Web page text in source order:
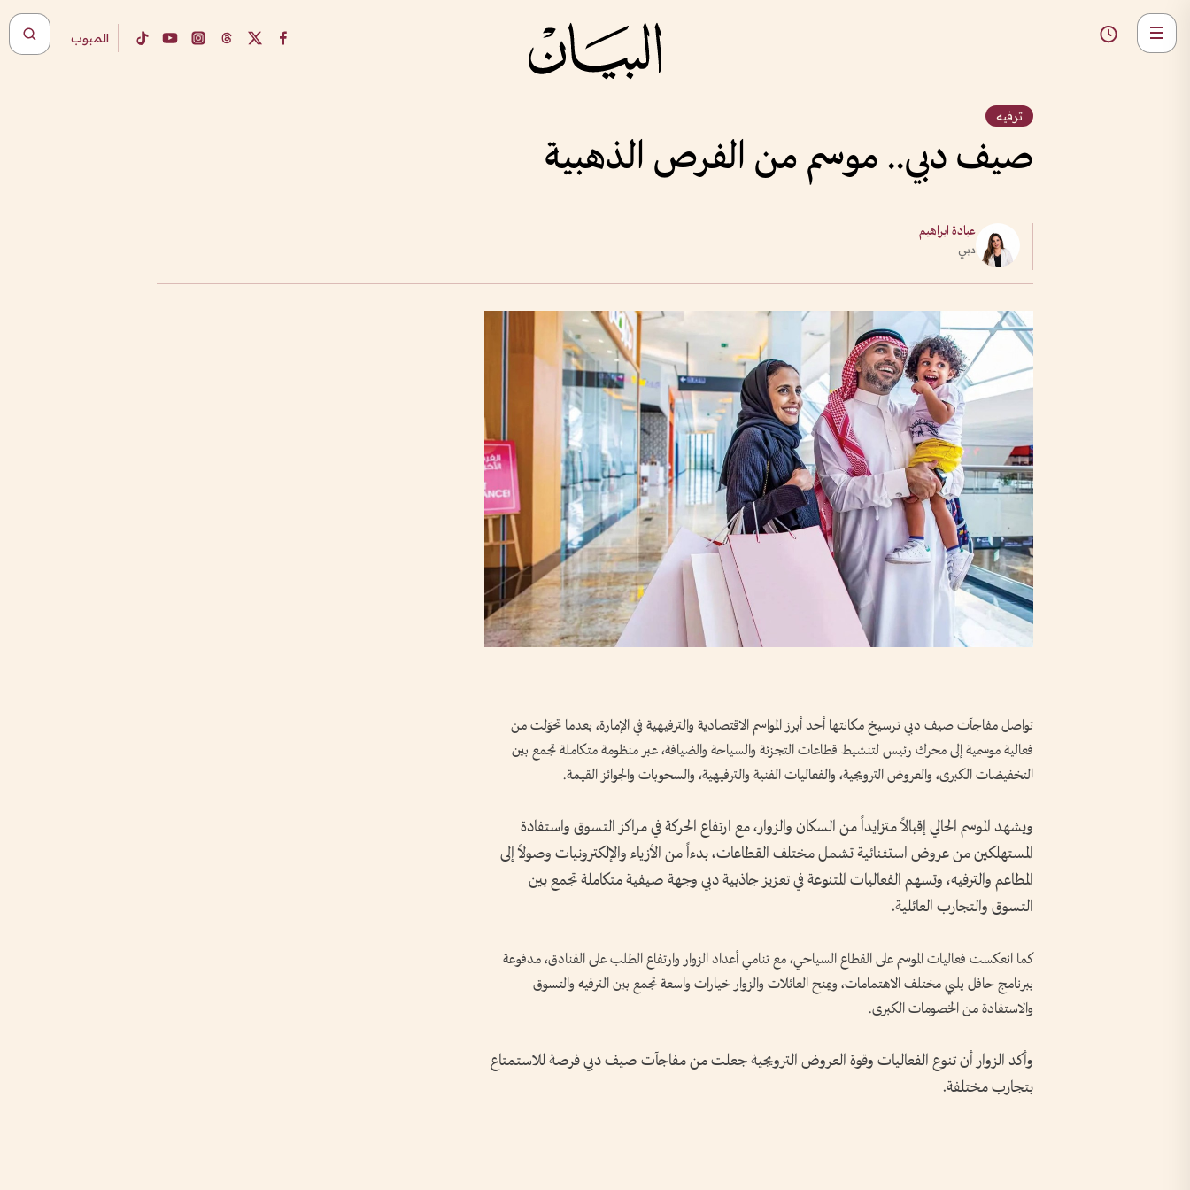
المبوب
ترفيه
صيف دبي.. موسم من الفرص الذهبية
عبادة ابراهيم
دبي
تواصل مفاجآت صيف دبي ترسيخ مكانتها أحد أبرز المواسم الاقتصادية والترفيهية في الإمارة، بعدما تحوّلت من
فعالية موسمية إلى محرك رئيس لتنشيط قطاعات التجزئة والسياحة والضيافة، عبر منظومة متكاملة تجمع بين
التخفيضات الكبرى، والعروض الترويجية، والفعاليات الفنية والترفيهية، والسحوبات والجوائز القيمة.
ويشهد الموسم الحالي إقبالاً متزايداً من السكان والزوار، مع ارتفاع الحركة في مراكز التسوق واستفادة
المستهلكين من عروض استثنائية تشمل مختلف القطاعات، بدءاً من الأزياء والإلكترونيات وصولاً إلى
المطاعم والترفيه، وتسهم الفعاليات المتنوعة في تعزيز جاذبية دبي وجهة صيفية متكاملة تجمع بين
التسوق والتجارب العائلية.
كما انعكست فعاليات الموسم على القطاع السياحي، مع تنامي أعداد الزوار وارتفاع الطلب على الفنادق، مدفوعة
ببرنامج حافل يلبي مختلف الاهتمامات، ويمنح العائلات والزوار خيارات واسعة تجمع بين الترفيه والتسوق
والاستفادة من الخصومات الكبرى.
وأكد الزوار أن تنوع الفعاليات وقوة العروض الترويجية جعلت من مفاجآت صيف دبي فرصة للاستمتاع
بتجارب مختلفة.